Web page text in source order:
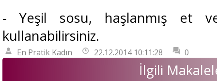
- Yeşil sosu, haşlanmış et
kullanabilirsiniz.
En Pratik Kadın 22.12.2014 10:11:28 0
İlgili